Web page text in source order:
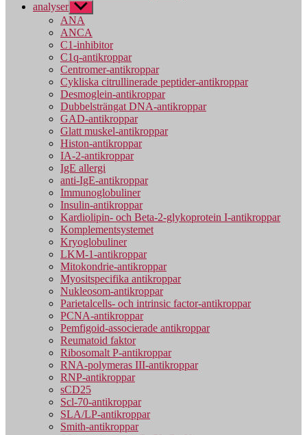
analyser Visa
undermeny
ANA
ANCA
C1-inhibitor
C1q-antikroppar
Centromer-antikroppar
Cykliska citrullinerade peptider-antikroppar
Desmoglein-antikroppar
Dubbelsträngat DNA-antikroppar
GAD-antikroppar
Glatt muskel-antikroppar
Histon-antikroppar
IA-2-antikroppar
IgE allergi
anti-IgE-antikroppar
Immunoglobuliner
Insulin-antikroppar
Kardiolipin- och Beta-2-glykoprotein I-antikroppar
Komplementsystemet
Kryoglobuliner
LKM-1-antikroppar
Mitokondrie-antikroppar
Myositspecifika antikroppar
Nukleosom-antikroppar
Parietalcells- och intrinsic factor-antikroppar
PCNA-antikroppar
Pemfigoid-associerade antikroppar
Reumatoid faktor
Ribosomalt P-antikroppar
RNA-polymeras III-antikroppar
RNP-antikroppar
sCD25
Scl-70-antikroppar
SLA/LP-antikroppar
Smith-antikroppar